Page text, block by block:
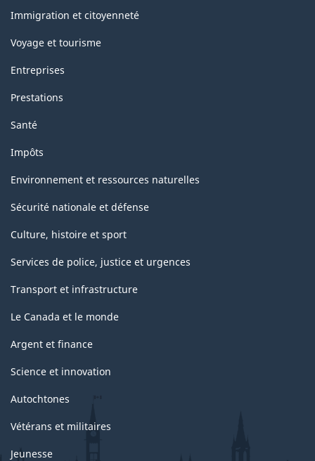
sujets
Immigration et citoyenneté
Voyage et tourisme
Entreprises
Prestations
Santé
Impôts
Environnement et ressources naturelles
Sécurité nationale et défense
Culture, histoire et sport
Services de police, justice et urgences
Transport et infrastructure
Le Canada et le monde
Argent et finance
Science et innovation
Autochtones
Vétérans et militaires
Jeunesse